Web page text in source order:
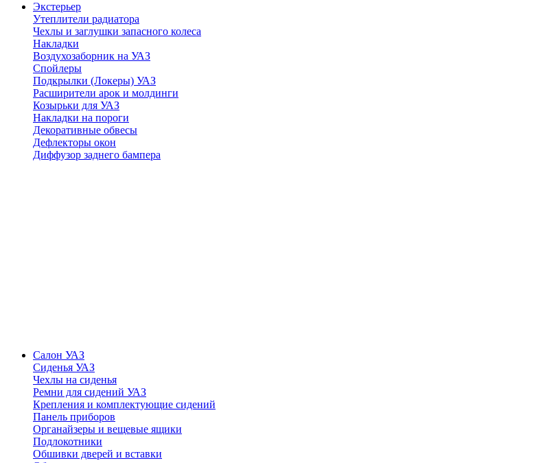
Экстерьер
Утеплители радиатора
Чехлы и заглушки запасного колеса
Накладки
Воздухозаборник на УАЗ
Спойлеры
Подкрылки (Локеры) УАЗ
Расширители арок и молдинги
Козырьки для УАЗ
Накладки на пороги
Декоративные обвесы
Дефлекторы окон
Диффузор заднего бампера
Салон УАЗ
Сиденья УАЗ
Чехлы на сиденья
Ремни для сидений УАЗ
Крепления и комплектующие сидений
Панель приборов
Органайзеры и вещевые ящики
Подлокотники
Обшивки дверей и вставки